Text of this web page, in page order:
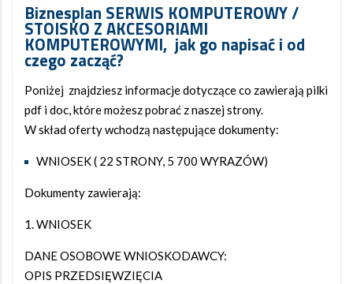
Biznesplan SERWIS KOMPUTEROWY /
STOISKO Z AKCESORIAMI
KOMPUTEROWYMI, jak go napisać i od
czego zacząć?
Poniżej znajdziesz informacje dotyczące co zawierają pilki
pdf i doc, które możesz pobrać z naszej strony.
W skład oferty wchodzą następujące dokumenty:
WNIOSEK ( 22 STRONY, 5 700 WYRAZÓW)
Dokumenty zawierają:
WNIOSEK
DANE OSOBOWE WNIOSKODAWCY:
OPIS PRZEDSIĘWZIĘCIA